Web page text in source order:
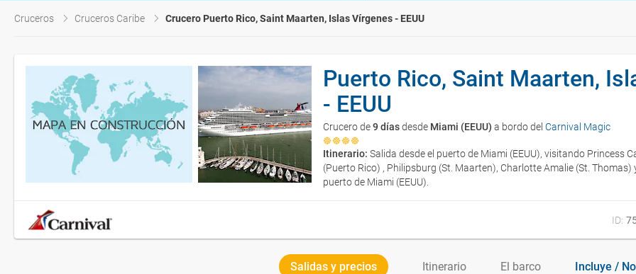
Cruceros Cruceros Caribe Crucero Puerto Rico, Saint Maarten, Islas Vírgenes - EEUU
Puerto Rico, Saint Maarten,
- EEUU
Crucero de9 díasdesde Miami (EEUU) a bordo del Carnival Magic
Itinerario: Salida desde el puerto de Miami (EEUU), visitando Princess
(Puerto Rico) , Philipsburg (St. Maarten), Charlotte Amalie (St. Thomas)
puerto de Miami (EEUU).
ID:
Salidas y precios Itinerario El barco